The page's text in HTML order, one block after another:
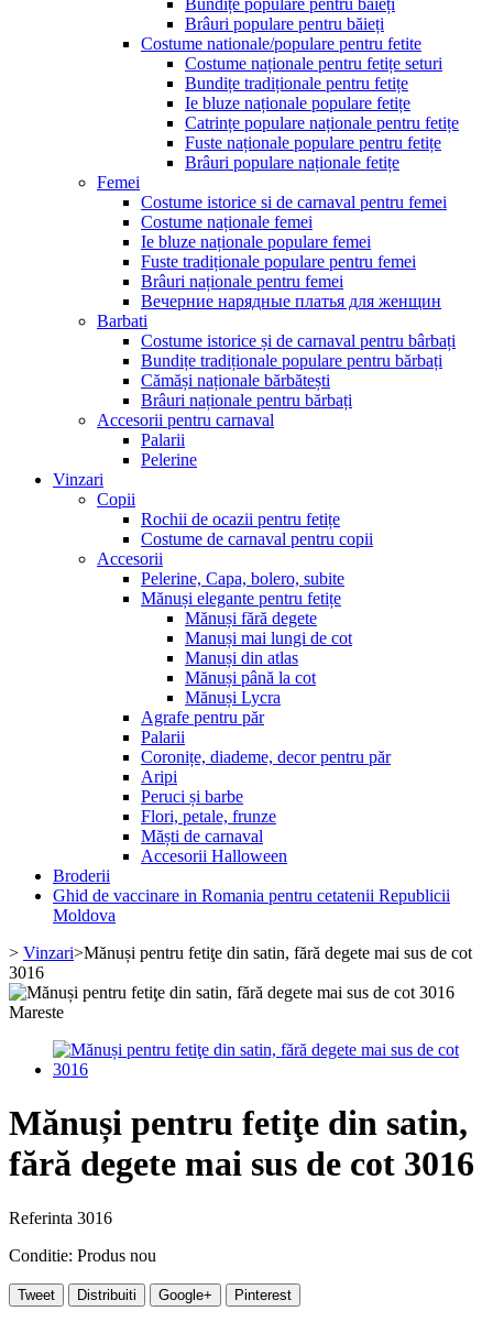
Bundițe populare pentru băieți
Brâuri populare pentru băieți
Costume nationale/populare pentru fetite
Costume naționale pentru fetițe seturi
Bundițe tradiționale pentru fetițe
Ie bluze naționale populare fetițe
Catrințe populare naționale pentru fetițe
Fuste naționale populare pentru fetițe
Brâuri populare naționale fetițe
Femei
Costume istorice si de carnaval pentru femei
Costume naționale femei
Ie bluze naționale populare femei
Fuste tradiționale populare pentru femei
Brâuri naționale pentru femei
Вечерние нарядные платья для женщин
Barbati
Costume istorice și de carnaval pentru bârbați
Bundițe tradiționale populare pentru bărbați
Cămăși naționale bărbătești
Brâuri naționale pentru bărbați
Accesorii pentru carnaval
Palarii
Pelerine
Vinzari
Copii
Rochii de ocazii pentru fetițe
Costume de carnaval pentru copii
Accesorii
Pelerine, Capa, bolero, subite
Mănuși elegante pentru fetițe
Mănuși fără degete
Manuși mai lungi de cot
Manuși din atlas
Mănuși până la cot
Mănuși Lycra
Agrafe pentru păr
Palarii
Coronițe, diademe, decor pentru păr
Aripi
Peruci și barbe
Flori, petale, frunze
Măști de carnaval
Accesorii Halloween
Broderii
Ghid de vaccinare in Romania pentru cetatenii Republicii
Moldova
> Vinzari>Mănuși pentru fetiţe din satin, fără degete mai sus de cot
3016
Mareste
Mănuși pentru fetiţe din satin,
fără degete mai sus de cot 3016
Referinta 3016
Conditie: Produs nou
Tweet Distribuiti Google+ Pinterest